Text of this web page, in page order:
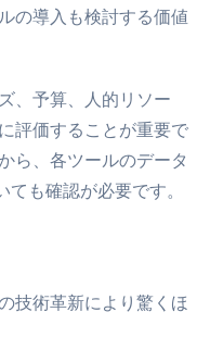
の導入も検討する価値
、予算、人的リソー
評価することが重要で
ら、各ツールのデータ
も確認が必要です。
技術革新により驚くほ